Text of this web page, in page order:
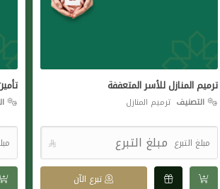
ترميم المنازل للأسر المتعففة
التصنيف ترميم المنازل
مبلغ التبرع 
تبرع الآن